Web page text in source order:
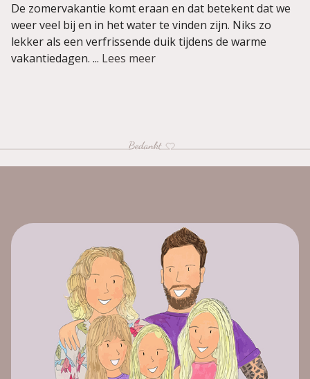
De zomervakantie komt eraan en dat betekent dat we
weer veel bij en in het water te vinden zijn. Niks zo
lekker als een verfrissende duik tijdens de warme
vakantiedagen. ... Lees meer